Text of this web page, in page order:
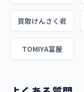
買取けんさく君
TOMIYA富屋